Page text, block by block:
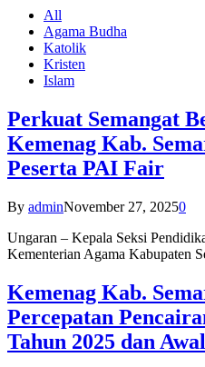
All
Agama Budha
Katolik
Kristen
Islam
Perkuat Semangat
Kemenag Kab.
Peserta PAI Fair
By adminNovember 27, 20250
Ungaran – Kepala Seksi
Kementerian Agama Kabupaten
Kemenag Kab.
Percepatan
Tahun 2025 dan